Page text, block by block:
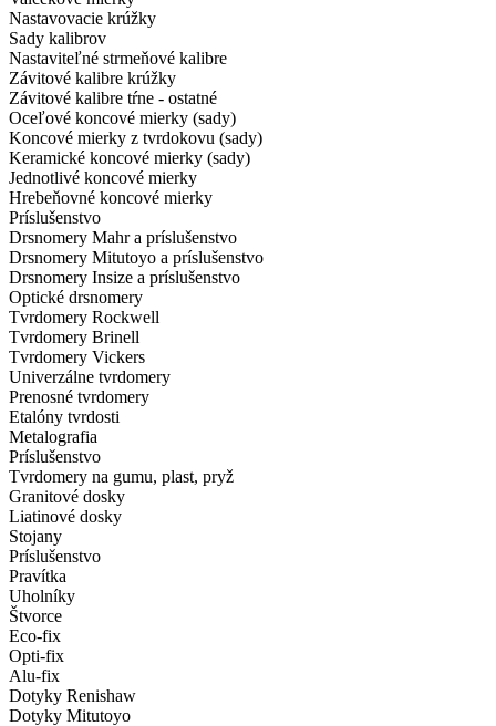
Nastavovacie krúžky
Sady kalibrov
Nastaviteľné strmeňové kalibre
Závitové kalibre krúžky
Závitové kalibre tŕne - ostatné
Oceľové koncové mierky (sady)
Koncové mierky z tvrdokovu (sady)
Keramické koncové mierky (sady)
Jednotlivé koncové mierky
Hrebeňovné koncové mierky
Príslušenstvo
Drsnomery Mahr a príslušenstvo
Drsnomery Mitutoyo a príslušenstvo
Drsnomery Insize a príslušenstvo
Optické drsnomery
Tvrdomery Rockwell
Tvrdomery Brinell
Tvrdomery Vickers
Univerzálne tvrdomery
Prenosné tvrdomery
Etalóny tvrdosti
Metalografia
Príslušenstvo
Tvrdomery na gumu, plast, pryž
Granitové dosky
Liatinové dosky
Stojany
Príslušenstvo
Pravítka
Uholníky
Štvorce
Eco-fix
Opti-fix
Alu-fix
Dotyky Renishaw
Dotyky Mitutoyo